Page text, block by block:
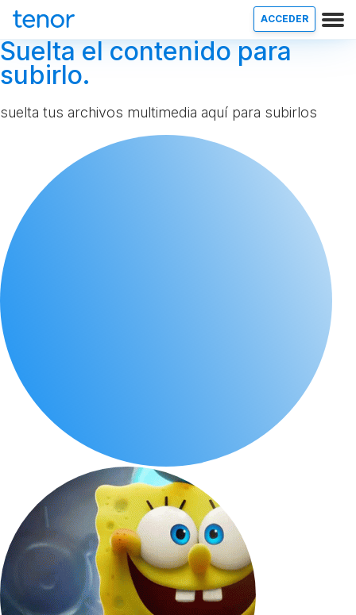
ACCEDER
Suelta el contenido para
subirlo.
suelta tus archivos multimedia aquí para subirlos